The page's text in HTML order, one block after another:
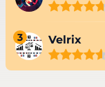
3 Velrix